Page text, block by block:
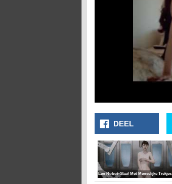
DEEL
Een Robot-Slaaf Met Menselijke Trekjes